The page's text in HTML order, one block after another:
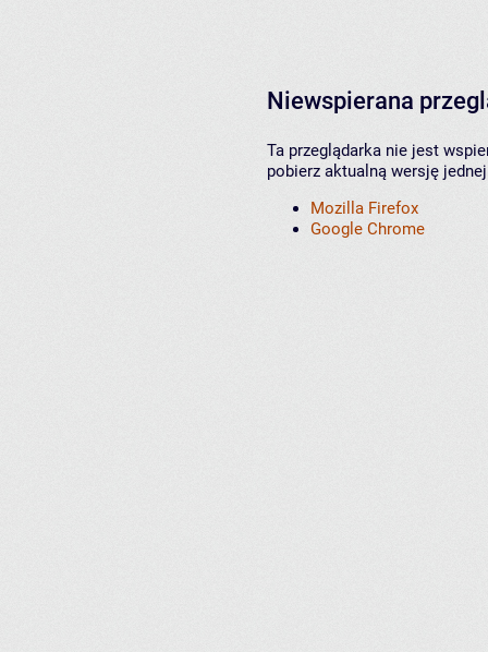
Niewspierana
Ta przeglądarka nie jest
pobierz aktualną wersję
Mozilla Firefox
Google Chrome